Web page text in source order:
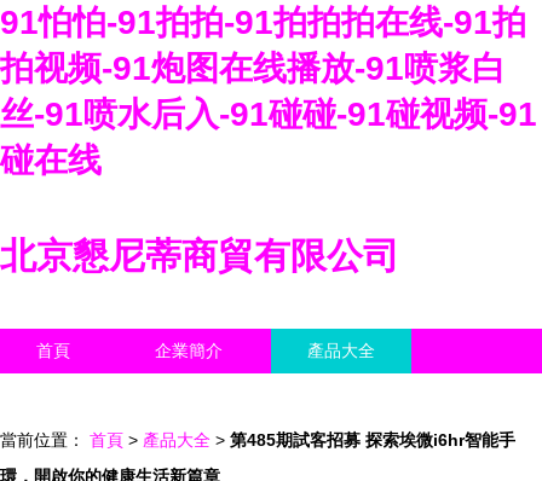
91怕怕-91拍拍-91拍拍拍在线-91拍
拍视频-91炮图在线播放-91喷浆白
丝-91喷水后入-91碰碰-91碰视频-91
碰在线
北京懇尼蒂商貿有限公司
首頁 企業簡介 產品大全
當前位置： 首頁 > 產品大全 > 第485期試客招募 探索埃微i6hr智能手
環，開啟你的健康生活新篇章